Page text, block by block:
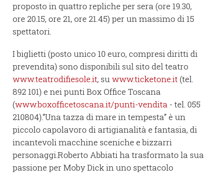
proposto in quattro repliche per sera (ore 19.30,
ore 20.15, ore 21, ore 21.45) per un massimo di 15
spettatori.
I biglietti (posto unico 10 euro, compresi diritti di
prevendita) sono disponibili sul sito del teatro
www.teatrodifiesole.it, suwww.ticketone.it(tel.
892 101) e nei punti Box Office Toscana
(www.boxofficetoscana.it/punti-vendita - tel. 055
210804).“Una tazza di mare in tempesta” è un
piccolo capolavoro di artigianalità e fantasia, di
incantevoli macchine sceniche e bizzarri
personaggi.Roberto Abbiati ha trasformato la sua
passione per Moby Dick in uno spettacolo